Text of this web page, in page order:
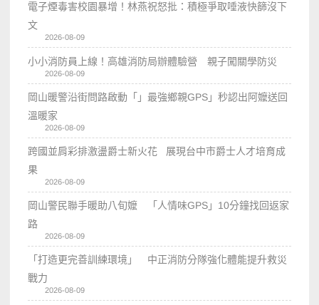
電子煙毒害校園暴增！林燕祝怒批：積極爭取唾液快篩沒下
文
2026-08-09
小小消防員上線！高雄消防局辦體驗營 親子闖關學防災
2026-08-09
岡山暖警沿街問路啟動「」最強鄉親GPS」秒認出阿嬤送回
溫暖家
2026-08-09
跨國並肩彩排激盪爵士新火花 展現台中市爵士人才培育成
果
2026-08-09
岡山警民聯手暖助八旬嬤 「人情味GPS」10分鐘找回返家
路
2026-08-09
「打造更完善訓練環境」 中正消防分隊強化體能提升救災
戰力
2026-08-09